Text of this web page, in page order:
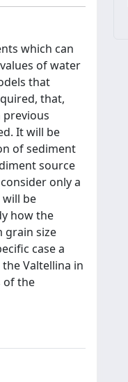
which can
of water
that
that,
It will be
of sediment
source
only a
be
how the
grain size
case a
Valtellina in
of the